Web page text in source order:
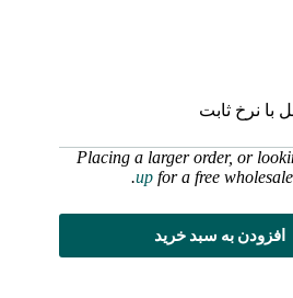
Placing a larger order, or
up for a free
افزودن به سبد خرید